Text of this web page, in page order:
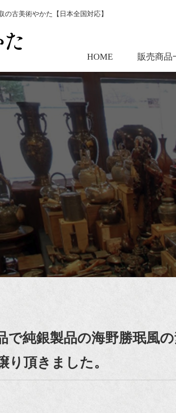
の古美術やかた【日本全国対応】
HOME 販売商品
で純銀製品の海野勝珉風
り頂きました。